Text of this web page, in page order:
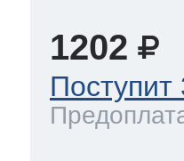
1202
Поступит